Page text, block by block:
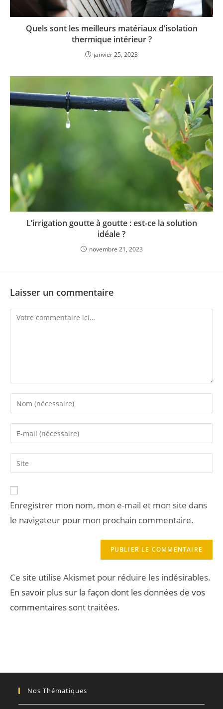
Quels sont les meilleurs matériaux d’isolation
thermique intérieur ?
janvier 25, 2023
L’irrigation goutte à goutte : est-ce la solution
idéale ?
novembre 21, 2023
Laisser un commentaire
Enregistrer mon nom, mon e-mail et mon site dans
le navigateur pour mon prochain commentaire.
Ce site utilise Akismet pour réduire les indésirables.
En savoir plus sur la façon dont les données de vos
commentaires sont traitées.
Nos Thématiques